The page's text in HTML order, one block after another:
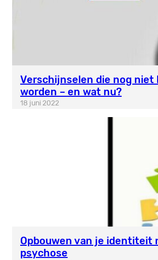
Verschijnselen die nog niet
worden – en wat nu?
18 juni 2022
Opbouwen van je identiteit
psychose